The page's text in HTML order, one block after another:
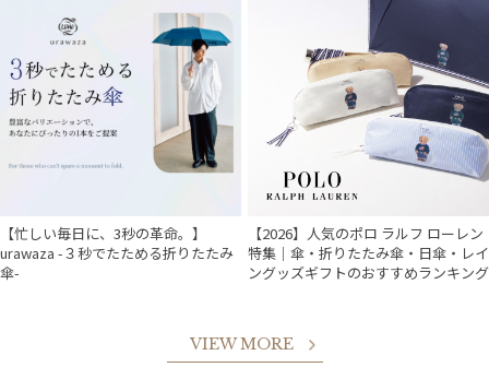
【忙しい毎日に、3秒の革命。】
urawaza -３秒でたためる折りたたみ
傘-
【2026】人気のポロ ラルフ ローレン
特集｜傘・折りたたみ傘・日傘・レイ
ングッズギフトのおすすめランキング
VIEW MORE